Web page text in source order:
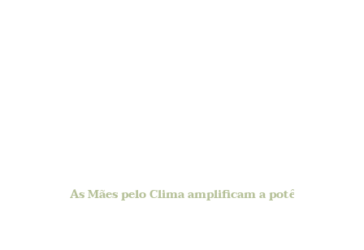
As Mães pelo Clima amplificam a potência da